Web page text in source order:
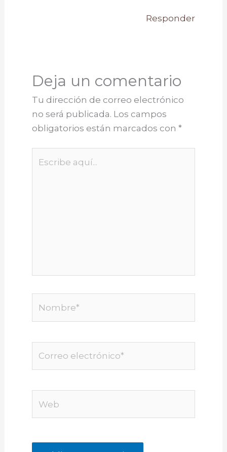
Responder
Deja un comentario
Tu dirección de correo electrónico
no será publicada. Los campos
obligatorios están marcados con *